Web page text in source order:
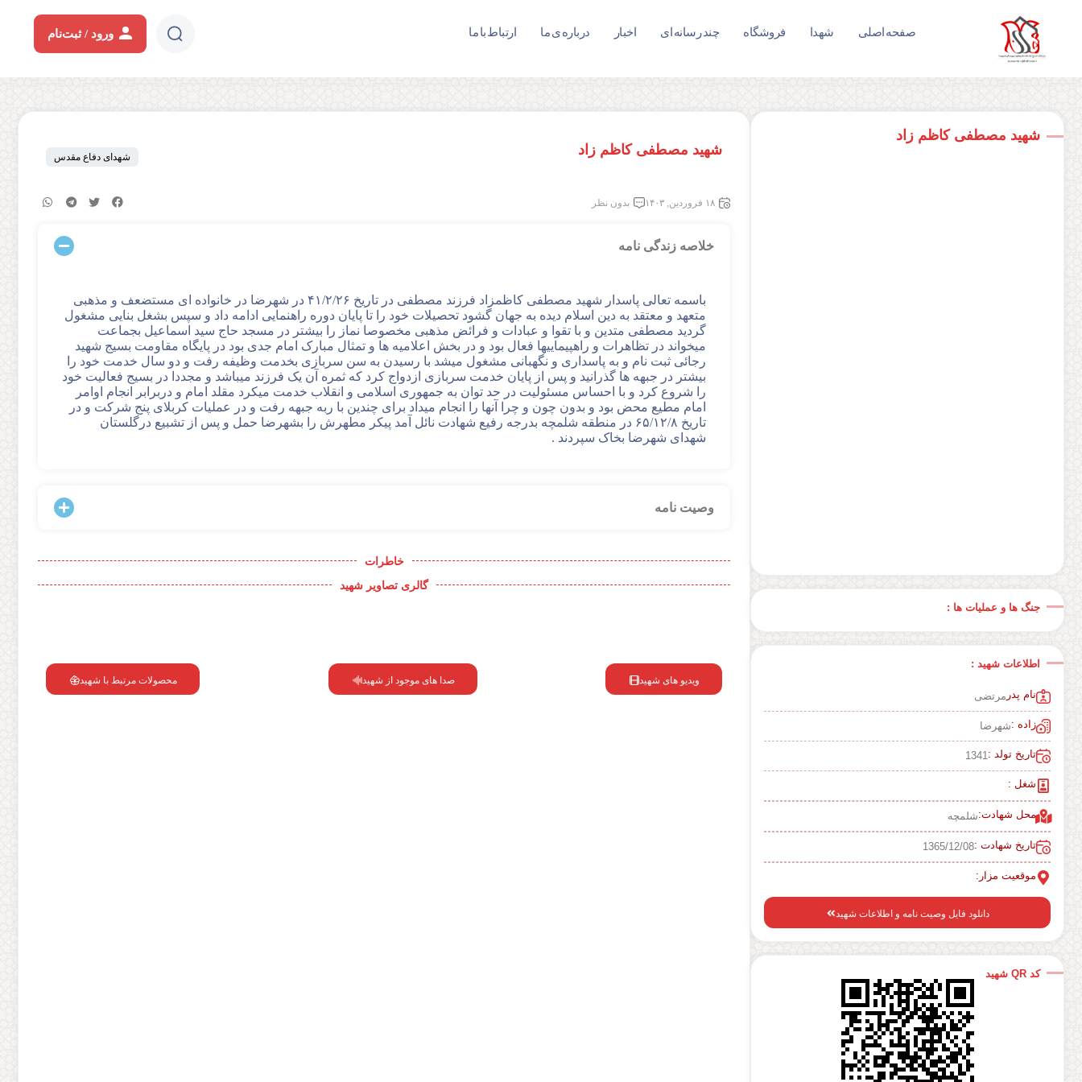
صفحه اصلی شهدا فروشگاه چند رسانه ای اخبار درباره ی ما ارتباط با ما ورود / ثبت‌نام
شهید مصطفی کاظم زاد شهدای دفاع مقدس
۱۸ فروردین, ۱۴۰۳ بدون نظر
خلاصه زندگی نامه
باسمه تعالی پاسدار شهید مصطفی کاظمزاد فرزند مصطفی در تاریخ ۴۱/۲/۲۶ در شهرضا در خانواده ای مستضعف و مذهبی
متعهد و معتقد به دین اسلام دیده به جهان گشود تحصیلات خود را تا پایان دوره راهنمایی ادامه داد و سپس بشغل بنایی مشغول
گردید مصطفی متدین و با تقوا و عبادات و فرائض مذهبی مخصوصا نماز را بیشتر در مسجد حاج سید اسماعیل بجماعت
میخواند در تظاهرات و راهپیماییها فعال بود و در بخش اعلامیه ها و تمثال مبارک امام جدی بود در پایگاه مقاومت بسیج شهید
رجائی ثبت نام و به پاسداری و نگهبانی مشغول میشد با رسیدن به سن سربازی بخدمت وظیفه رفت و دو سال خدمت خود را
بیشتر در جبهه ها گذرانید و پس از پایان خدمت سربازی ازدواج کرد که ثمره آن یک فرزند میباشد و مجددا در بسیج فعالیت خود
را شروع کرد و با احساس مسئولیت در حد توان به جمهوری اسلامی و انقلاب خدمت میکرد مقلد امام و دربرابر انجام اوامر
امام مطیع محض بود و بدون چون و چرا آنها را انجام میداد برای چندین با ربه جبهه رفت و در عملیات کربلای پنج شرکت و در
تاریخ ۶۵/۱۲/۸ در منطقه شلمچه بدرجه رفیع شهادت نائل آمد پیکر مطهرش را بشهرضا حمل و پس از تشبیع درگلستان
شهدای شهرضا بخاک سپردند .
وصیت نامه
خاطرات
گالری تصاویر شهید
ویدیو های شهید صدا های موجود از شهید محصولات مرتبط با شهید
شهید مصطفی کاظم زاد
جنگ ها و عملیات ها :
اطلاعات شهید :
نام پدر مرتضی
زاده :شهرضا
تاریخ تولد : 1341
شغل :
محل شهادت:شلمچه
تاریخ شهادت :1365/12/08
موقعیت مزار:
دانلود فایل وصیت نامه و اطلاعات شهید
کد QR شهید